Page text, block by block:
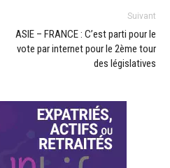
Suivant
ASIE – FRANCE : C’est parti pour le
vote par internet pour le 2ème tour
des législatives